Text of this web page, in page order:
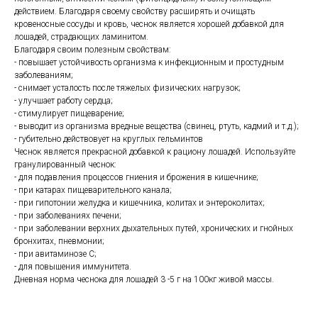
действием. Благодаря своему свойству расширять и очищать
кровеносные сосуды и кровь, чеснок является хорошей добавкой для
лошадей, страдающих ламинитом.
Благодаря своим полезным свойствам:
- повышает устойчивость организма к инфекционным и простудным
заболеваниям;
- снимает усталость после тяжелых физических нагрузок;
- улучшает работу сердца;
- стимулирует пищеварение;
- выводит из организма вредные вещества (свинец, ртуть, кадмий и т.д.);
- губительно действовует на круглых гельминтов
Чеснок является прекрасной добавкой к рациону лошадей. Используйте
гранулированный чеснок:
- для подавления процессов гниения и брожения в кишечнике;
- при катарах пищеварительного канала;
- при гипотонии желудка и кишечника, колитах и энтероколитах;
- при заболеваниях печени;
- при заболевании верхних дыхательных путей, хронических и гнойных
бронхитах, пневмонии;
- при авитаминозе С;
- для повышения иммунитета.
Дневная норма чеснока для лошадей 3 -5 г на 100кг живой массы.